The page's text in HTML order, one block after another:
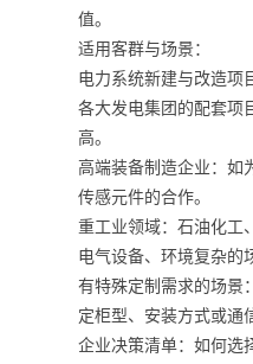
值。
适用客群与场景：
电力系统新建与改造项
各大发电集团的配套项
高。
高端装备制造企业：如
传感元件的合作。
重工业领域：石油化工
电气设备、环境复杂的
有特殊定制需求的场景
定柜型、安装方式或通
企业决策清单：如何选